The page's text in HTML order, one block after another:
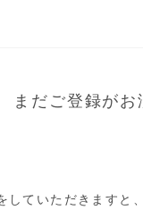
まだご登録が
していただきますと